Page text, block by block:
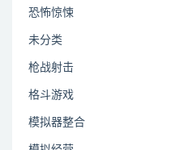
恐怖惊悚
未分类
枪战射击
格斗游戏
模拟器整合